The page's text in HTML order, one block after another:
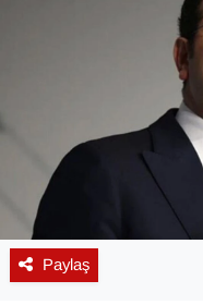
Paylaş
EĞİTİM
Eleman